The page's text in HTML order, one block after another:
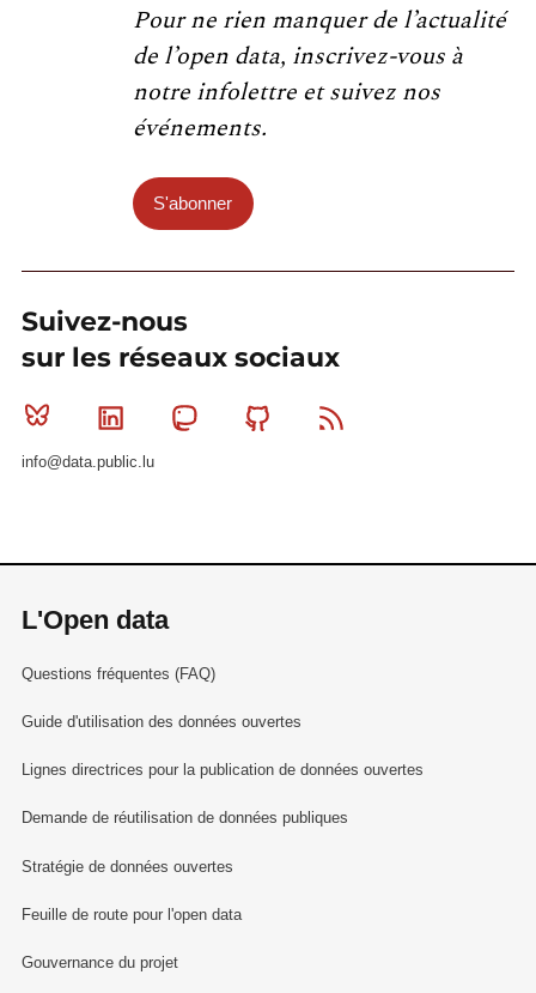
Pour ne rien manquer de l’actualité
de l’open data, inscrivez-vous à
notre infolettre et suivez nos
événements.
S'abonner
Suivez-nous
sur les réseaux sociaux
Bluesky Linkedin MastodonGithub
info@data.public.lu
L'Open data
Questions fréquentes (FAQ)
Guide d'utilisation des données ouvertes
Lignes directrices pour la publication de données ouvertes
Demande de réutilisation de données publiques
Stratégie de données ouvertes
Feuille de route pour l'open data
Gouvernance du projet